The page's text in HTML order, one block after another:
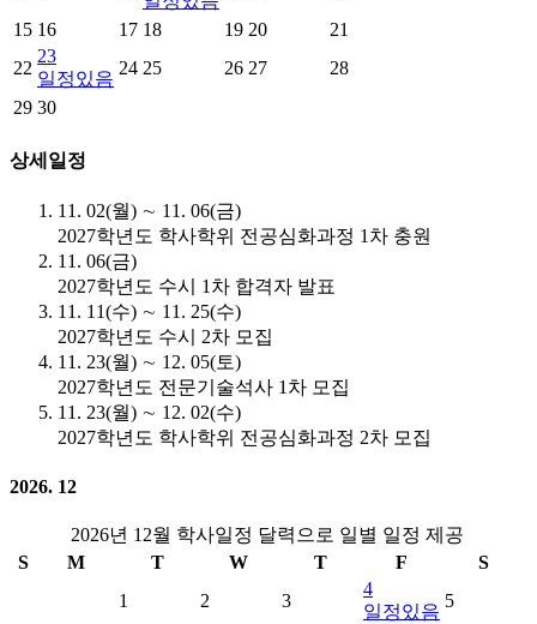
15 16 17 18 19 20
21
22
23
일정있음
24 25 26 27
28
29 30
상세일정
11. 02(월) ∼ 11. 06(금)
2027학년도 학사학위 전공심화과정 1차 충원
11. 06(금)
2027학년도 수시 1차 합격자 발표
11. 11(수) ∼ 11. 25(수)
2027학년도 수시 2차 모집
11. 23(월) ∼ 12. 05(토)
2027학년도 전문기술석사 1차 모집
11. 23(월) ∼ 12. 02(수)
2027학년도 학사학위 전공심화과정 2차 모집
2026. 12
2026년 12월 학사일정 달력으로 일별 일정 제공
S
M T W T F
S
1
2 3
4
일정있음
5